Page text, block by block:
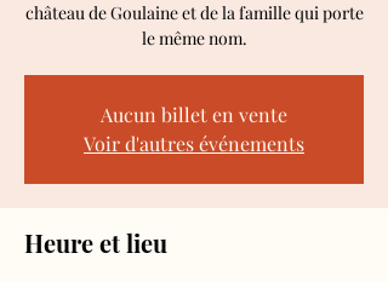
château de Goulaine et de la famille qui porte
le même nom.
Aucun billet en vente
Voir d'autres événements
Heure et lieu